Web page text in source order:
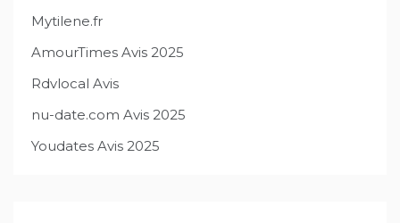
Mytilene.fr
AmourTimes Avis 2025
Rdvlocal Avis
nu-date.com Avis 2025
Youdates Avis 2025